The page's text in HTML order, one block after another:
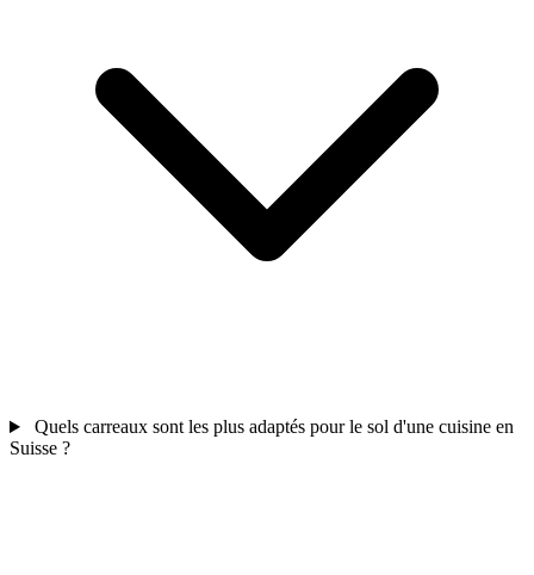
Quels carreaux sont les plus adaptés pour le sol d'une cuisine en
Suisse ?